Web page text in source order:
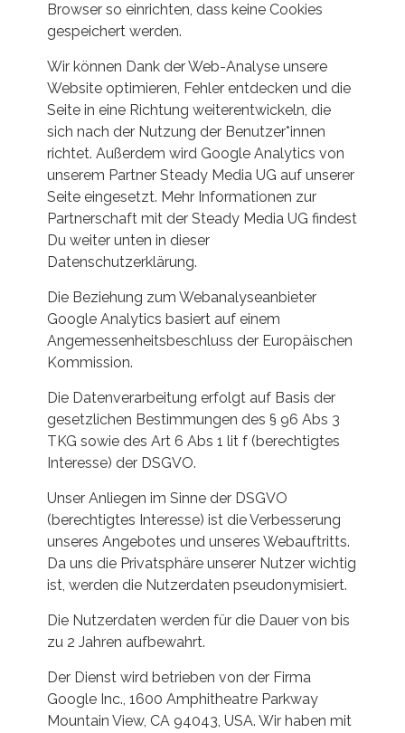
Browser so einrichten, dass keine Cookies
gespeichert werden.
Wir können Dank der Web-Analyse unsere
Website optimieren, Fehler entdecken und die
Seite in eine Richtung weiterentwickeln, die
sich nach der Nutzung der Benutzer*innen
richtet. Außerdem wird Google Analytics von
unserem Partner Steady Media UG auf unserer
Seite eingesetzt. Mehr Informationen zur
Partnerschaft mit der Steady Media UG findest
Du weiter unten in dieser
Datenschutzerklärung.
Die Beziehung zum Webanalyseanbieter
Google Analytics basiert auf einem
Angemessenheitsbeschluss der Europäischen
Kommission.
Die Datenverarbeitung erfolgt auf Basis der
gesetzlichen Bestimmungen des § 96 Abs 3
TKG sowie des Art 6 Abs 1 lit f (berechtigtes
Interesse) der DSGVO.
Unser Anliegen im Sinne der DSGVO
(berechtigtes Interesse) ist die Verbesserung
unseres Angebotes und unseres Webauftritts.
Da uns die Privatsphäre unserer Nutzer wichtig
ist, werden die Nutzerdaten pseudonymisiert.
Die Nutzerdaten werden für die Dauer von bis
zu 2 Jahren aufbewahrt.
Der Dienst wird betrieben von der Firma
Google Inc., 1600 Amphitheatre Parkway
Mountain View, CA 94043, USA. Wir haben mit